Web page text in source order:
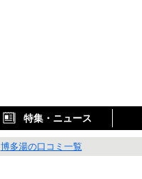
特集・ニュース
博多湯の口コミ一覧